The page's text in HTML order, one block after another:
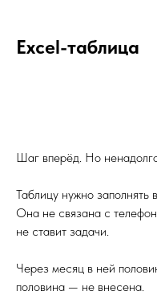
Excel-таблица
Шаг вперёд. Но
Таблицу нужно заполнять
Она не связана с
не ставит задачи.
Через месяц в ней
половина — не внесена.